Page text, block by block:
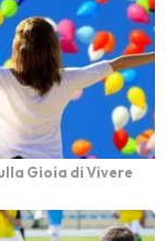
Gioia di Vivere